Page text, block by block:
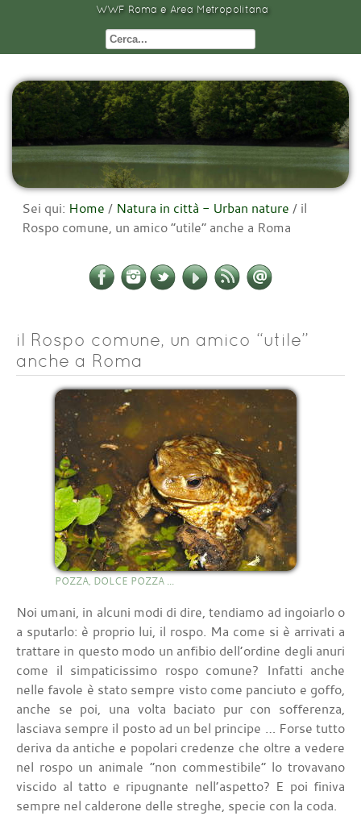
WWF Roma e Area Metropolitana
Sei qui: Home / Natura in città - Urban nature / il
Rospo comune, un amico “utile” anche a Roma
il Rospo comune, un amico “utile”
anche a Roma
POZZA, DOLCE POZZA ...
Noi umani, in alcuni modi di dire, tendiamo ad ingoiarlo o
a sputarlo: è proprio lui, il rospo. Ma come si è arrivati a
trattare in questo modo un anfibio dell’ordine degli anuri
come il simpaticissimo rospo comune? Infatti anche
nelle favole è stato sempre visto come panciuto e goffo,
anche se poi, una volta baciato pur con sofferenza,
lasciava sempre il posto ad un bel principe … Forse tutto
deriva da antiche e popolari credenze che oltre a vedere
nel rospo un animale “non commestibile” lo trovavano
viscido al tatto e ripugnante nell’aspetto? E poi finiva
sempre nel calderone delle streghe, specie con la coda.